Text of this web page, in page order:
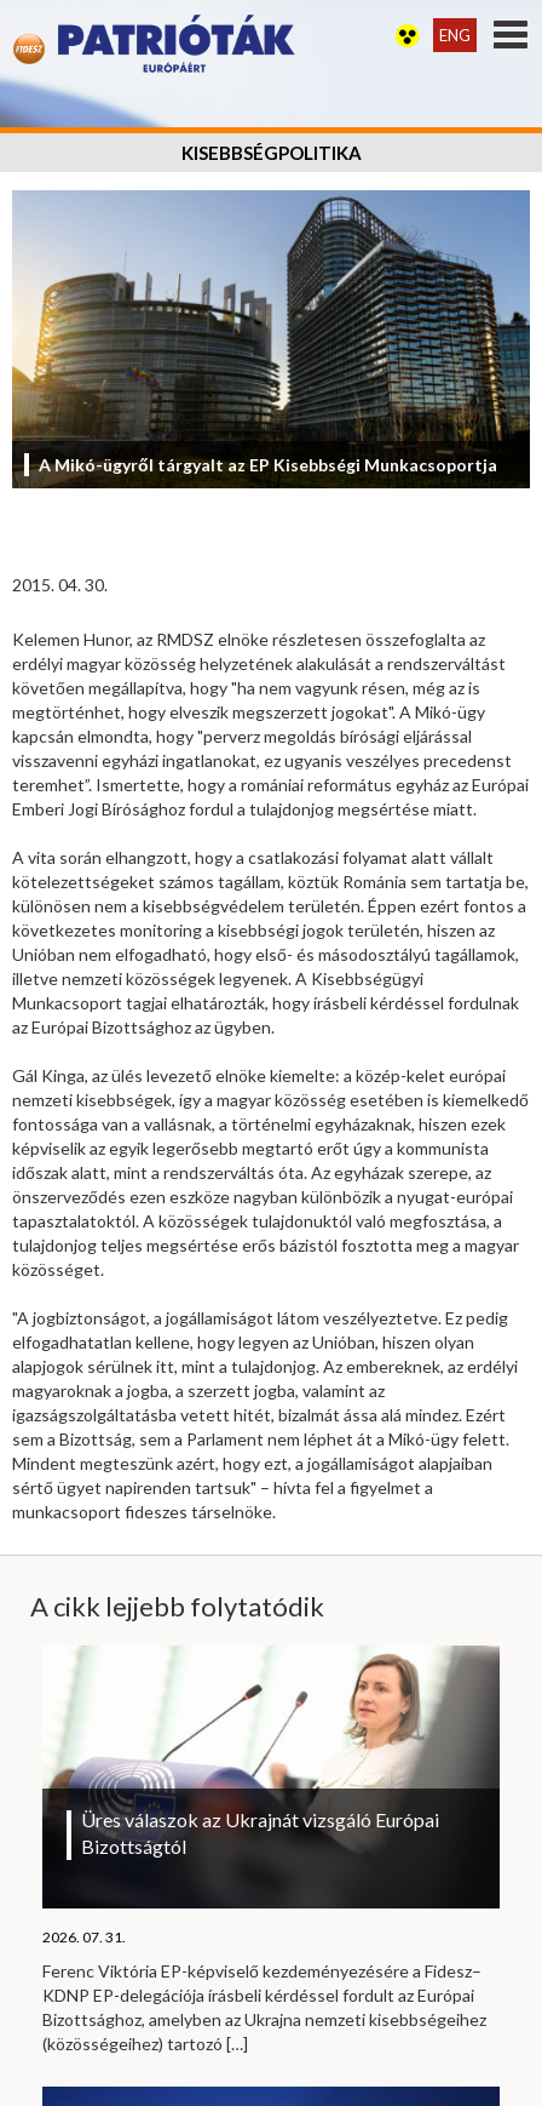
ENG
KISEBBSÉGPOLITIKA
A Mikó-ügyről tárgyalt az EP Kisebbségi Munkacsoportja
2015. 04. 30.
Kelemen Hunor, az RMDSZ elnöke részletesen összefoglalta az
erdélyi magyar közösség helyzetének alakulását a rendszerváltást
követően megállapítva, hogy "ha nem vagyunk résen, még az is
megtörténhet, hogy elveszik megszerzett jogokat". A Mikó-ügy
kapcsán elmondta, hogy "perverz megoldás bírósági eljárással
visszavenni egyházi ingatlanokat, ez ugyanis veszélyes precedenst
teremhet”. Ismertette, hogy a romániai református egyház az Európai
Emberi Jogi Bírósághoz fordul a tulajdonjog megsértése miatt.
A vita során elhangzott, hogy a csatlakozási folyamat alatt vállalt
kötelezettségeket számos tagállam, köztük Románia sem tartatja be,
különösen nem a kisebbségvédelem területén. Éppen ezért fontos a
következetes monitoring a kisebbségi jogok területén, hiszen az
Unióban nem elfogadható, hogy első- és másodosztályú tagállamok,
illetve nemzeti közösségek legyenek. A Kisebbségügyi
Munkacsoport tagjai elhatározták, hogy írásbeli kérdéssel fordulnak
az Európai Bizottsághoz az ügyben.
Gál Kinga, az ülés levezető elnöke kiemelte: a közép-kelet európai
nemzeti kisebbségek, így a magyar közösség esetében is kiemelkedő
fontossága van a vallásnak, a történelmi egyházaknak, hiszen ezek
képviselik az egyik legerősebb megtartó erőt úgy a kommunista
időszak alatt, mint a rendszerváltás óta. Az egyházak szerepe, az
önszerveződés ezen eszköze nagyban különbözik a nyugat-európai
tapasztalatoktól. A közösségek tulajdonuktól való megfosztása, a
tulajdonjog teljes megsértése erős bázistól fosztotta meg a magyar
közösséget.
"A jogbiztonságot, a jogállamiságot látom veszélyeztetve. Ez pedig
elfogadhatatlan kellene, hogy legyen az Unióban, hiszen olyan
alapjogok sérülnek itt, mint a tulajdonjog. Az embereknek, az erdélyi
magyaroknak a jogba, a szerzett jogba, valamint az
igazságszolgáltatásba vetett hitét, bizalmát ássa alá mindez. Ezért
sem a Bizottság, sem a Parlament nem léphet át a Mikó-ügy felett.
Mindent megteszünk azért, hogy ezt, a jogállamiságot alapjaiban
sértő ügyet napirenden tartsuk" – hívta fel a figyelmet a
munkacsoport fideszes társelnöke.
A cikk lejjebb folytatódik
Üres válaszok az Ukrajnát vizsgáló Európai
Bizottságtól
2026. 07. 31.
Ferenc Viktória EP-képviselő kezdeményezésére a Fidesz–
KDNP EP-delegációja írásbeli kérdéssel fordult az Európai
Bizottsághoz, amelyben az Ukrajna nemzeti kisebbségeihez
(közösségeihez) tartozó […]